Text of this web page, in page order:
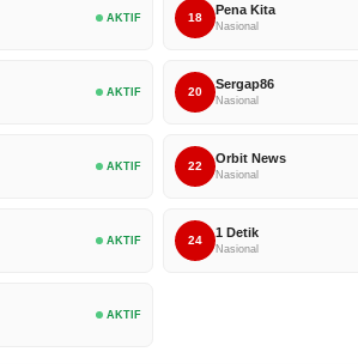
AKTIF 18
Pena Kita
Nasional
AKTIF 20
Sergap86
Nasional
AKTIF 22
Orbit News
Nasional
AKTIF 24
1 Detik
Nasional
AKTIF